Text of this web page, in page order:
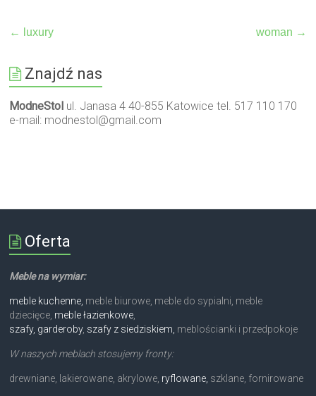
← luxury woman →
Znajdź nas
ModneStol ul. Janasa 4 40-855 Katowice tel. 517 110 170
e-mail: modnestol@gmail.com
Oferta
Meble na wymiar:
meble kuchenne, meble biurowe, meble do sypialni, meble
dziecięce, meble łazienkowe
szafy, garderoby, szafy z siedziskiem, meblościanki i przedpokoje
W naszych meblach stosujemy fronty:
drewniane, lakierowane, akrylowe, ryflowane, szklane, fornirowane